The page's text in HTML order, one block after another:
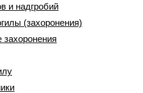
и надгробий
(захоронения)